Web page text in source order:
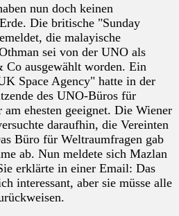
nun doch keinen
Die britische "Sunday
die malayische
sei von der UNO als
ausgewählt worden. Ein
Space Agency" hatte in der
des UNO-Büros für
ehesten geeignet. Die Wiener
daraufhin, die Vereinten
Büro für Weltraumfragen gab
ab. Nun meldete sich Mazlan
erklärte in einer Email: Das
interessant, aber sie müsse alle